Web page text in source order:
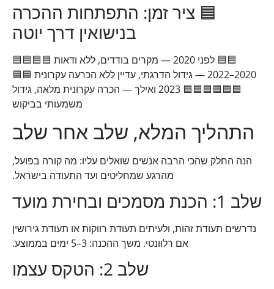
🟦 ציר זמן: התפתחות ההכרה
בנישואין דרך יוטה
🟦🟦 לפני 2020 — מקרים בודדים, ללא ודאות 🟦🟦🟦🟦
2020–2022 — גידול הדרגתי, עדיין ללא הכרעה עקרונית 🟦🟦
🟦🟦🟦🟦🟦🟦 2023 ואילך — הכרה עקרונית מלאה, גידול
משמעותי בביקוש
התהליך המלא, שלב אחר שלב
הנה החלק שהכי הרבה אנשים שואלים עליו: מה קורה בפועל,
מהרגע שמחליטים ועד התעודה בישראל.
שלב 1: הכנת מסמכים ובחירת מועד
נדרשים תעודת זהות, ולעיתים תעודת רווקות או תעודת גירושין
אם רלוונטי. משך ההכנה: 3–5 ימים בממוצע.
שלב 2: הטקס עצמו